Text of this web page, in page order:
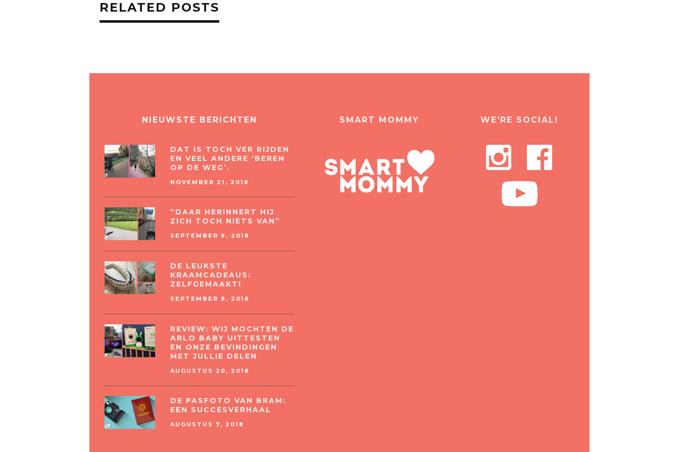
RELATED POSTS
NIEUWSTE BERICHTEN
DAT IS TOCH VER RIJDEN
EN VEEL ANDERE ‘BEREN
OP DE WEG’.
NOVEMBER 21, 2018
“DAAR HERINNERT HIJ
ZICH TOCH NIETS VAN”
SEPTEMBER 9, 2018
DE LEUKSTE
KRAAMCADEAUS:
ZELFGEMAAKT!
SEPTEMBER 9, 2018
REVIEW: WIJ MOCHTEN DE
ARLO BABY UITTESTEN
EN ONZE BEVINDINGEN
MET JULLIE DELEN
AUGUSTUS 20, 2018
DE PASFOTO VAN BRAM:
EEN SUCCESVERHAAL
AUGUSTUS 7, 2018
SMART MOMMY WE'RE SOCIAL!